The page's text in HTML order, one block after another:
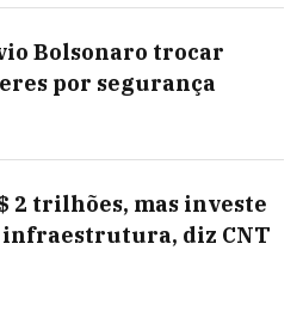
Bolsonaro trocar
por segurança
2 trilhões, mas investe
infraestrutura, diz CNT